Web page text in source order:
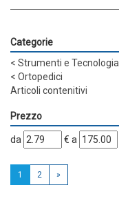
Categorie
< Strumenti e Tecnologia
< Ortopedici
Articoli contenitivi
Prezzo
filtra
da € filtra
a
1 2 »